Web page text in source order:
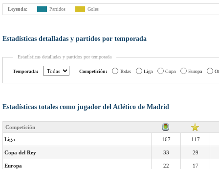
Leyenda: Partidos Goles
Estadísticas detalladas y partidos por temporada
Estadísticas detalladas y partidos por temporada
Temporada: Competición: Todas Liga Copa Europa
Estadísticas totales como jugador del Atlético de Madrid
Competición
Liga 167 117
Copa del Rey 33 29
Europa 22 17